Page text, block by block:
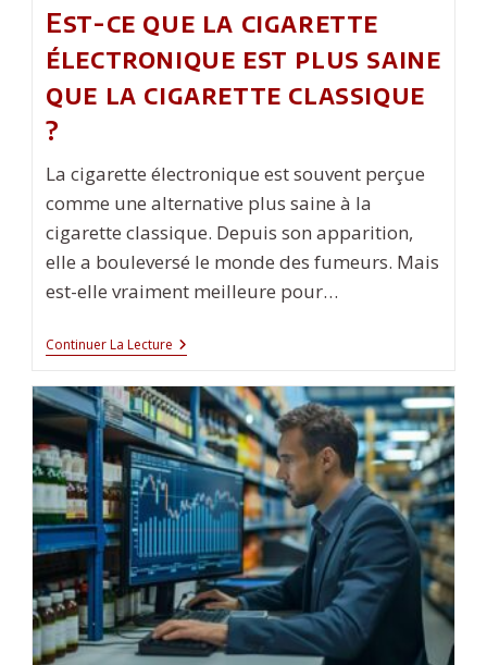
Est-ce que la cigarette
électronique est plus saine
que la cigarette classique
?
La cigarette électronique est souvent perçue
comme une alternative plus saine à la
cigarette classique. Depuis son apparition,
elle a bouleversé le monde des fumeurs. Mais
est-elle vraiment meilleure pour…
Continuer La Lecture Est-
Ce
La
Cigarette
Électronique
Est
Plus
Saine
Que
La
Cigarette
Classique
?